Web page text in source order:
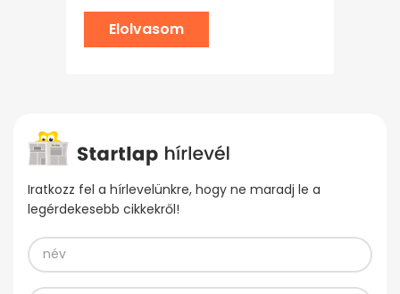
Elolvasom
Iratkozz fel a hírlevelünkre, hogy ne maradj le a
legérdekesebb cikkekről!